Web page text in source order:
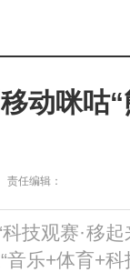
动咪咕
任编辑：
观赛·移起
乐+体育+